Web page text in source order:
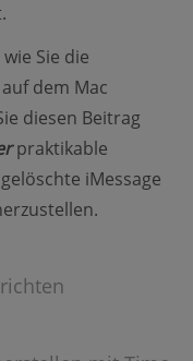
Sie die
dem Mac
diesen Beitrag
praktikable
iMessage